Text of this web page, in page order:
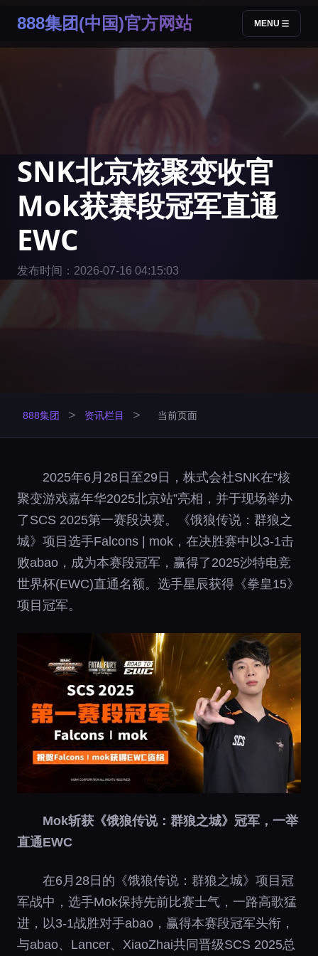
888集团(中国)官方网站 MENU
SNK北京核聚变收官
Mok获赛段冠军直通
EWC
发布时间：2026-07-16 04:15:03
888集团 > 资讯栏目 > 当前页面
2025年6月28日至29日，株式会社SNK在“核
聚变游戏嘉年华2025北京站”亮相，并于现场举办
了SCS 2025第一赛段决赛。《饿狼传说：群狼之
城》项目选手Falcons | mok，在决胜赛中以3-1击
败abao，成为本赛段冠军，赢得了2025沙特电竞
世界杯(EWC)直通名额。选手星辰获得《拳皇15》
项目冠军。
Mok斩获《饿狼传说：群狼之城》冠军，一举
直通EWC
在6月28日的《饿狼传说：群狼之城》项目冠
军战中，选手Mok保持先前比赛士气，一路高歌猛
进，以3-1战胜对手abao，赢得本赛段冠军头衔，
与abao、Lancer、XiaoZhai共同晋级SCS 2025总